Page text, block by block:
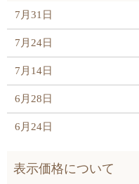
7月31日
7月24日
7月14日
6月28日
6月24日